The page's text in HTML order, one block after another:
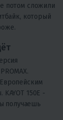
потом сложили
который
150E -
получаешь